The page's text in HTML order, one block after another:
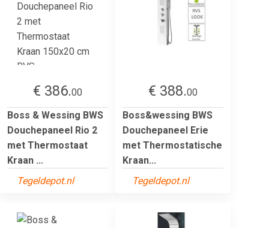
€ 386.00
Boss & Wessing BWS
Douchepaneel Rio 2
met Thermostaat
Kraan ...
Tegeldepot.nl
€ 388.00
Boss&wessing BWS
Douchepaneel Erie
met Thermostatische
Kraan...
Tegeldepot.nl